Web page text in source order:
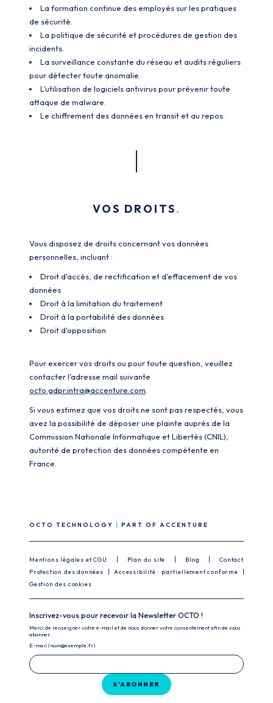
La formation continue des employés sur les pratiques
de sécurité.
La politique de sécurité et procédures de gestion des
incidents.
La surveillance constante du réseau et audits réguliers
pour détecter toute anomalie.
L’utilisation de logiciels antivirus pour prévenir toute
attaque de malware.
Le chiffrement des données en transit et au repos.
VOS DROITS
Vous disposez de droits concernant vos données
personnelles, incluant :
Droit d'accès, de rectification et d'effacement de vos
données
Droit à la limitation du traitement
Droit à la portabilité des données
Droit d'opposition
Pour exercer vos droits ou pour toute question, veuillez
contacter l’adresse mail suivante
octo.gdpr.intra@accenture.com
Si vous estimez que vos droits ne sont pas respectés, vous
avez la possibilité de déposer une plainte auprès de la
Commission Nationale Informatique et Libertés (CNIL),
autorité de protection des données compétente en
France.
OCTO TECHNOLOGY PART OF ACCENTURE
Mentions légales et CGU Plan du site Blog
Contact
Protection des données
Accessibilité : partiellement conforme
Gestion des cookies
Inscrivez-vous pour recevoir la Newsletter OCTO !
Merci de renseigner votre e-mail et de nous donner votre consentement afin de vous
abonner.
E-mail (nom@exemple.fr)
S'ABONNER